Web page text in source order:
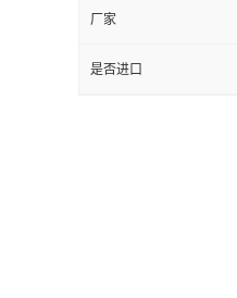
厂家
是否进口